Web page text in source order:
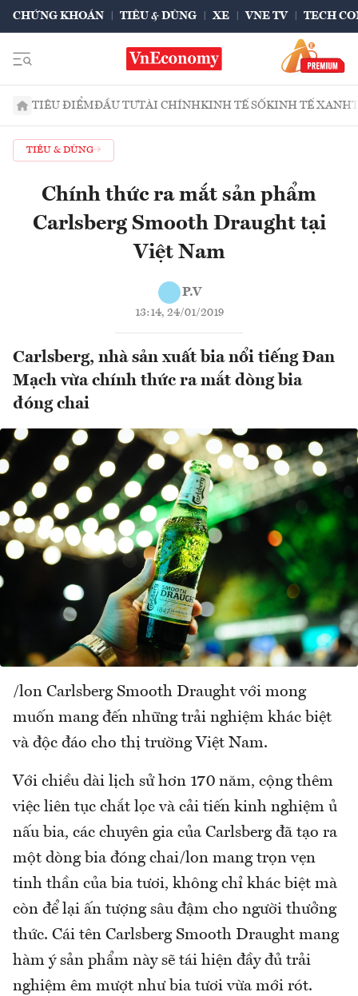
CHỨNG KHOÁN TIÊU & DÙNG XE VNE TV TECH
TIÊU ĐIỂMĐẦU TƯTÀI CHÍNHKINH TẾ SỐKINH TẾ XANH
TIÊU & DÙNG
Chính thức ra mắt sản phẩm
Carlsberg Smooth Draught tại
Việt Nam
P.V
13:14, 24/01/2019
Carlsberg, nhà sản xuất bia nổi tiếng Đan
Mạch vừa chính thức ra mắt dòng bia
đóng chai
/lon Carlsberg Smooth Draught với mong
muốn mang đến những trải nghiệm khác biệt
và độc đáo cho thị trường Việt Nam.
Với chiều dài lịch sử hơn 170 năm, cộng thêm
việc liên tục chắt lọc và cải tiến kinh nghiệm ủ
nấu bia, các chuyên gia của Carlsberg đã tạo ra
một dòng bia đóng chai/lon mang trọn vẹn
tinh thần của bia tươi, không chỉ khác biệt mà
còn để lại ấn tượng sâu đậm cho người thưởng
thức. Cái tên Carlsberg Smooth Draught mang
hàm ý sản phẩm này sẽ tái hiện đầy đủ trải
nghiệm êm mượt như bia tươi vừa mới rót.